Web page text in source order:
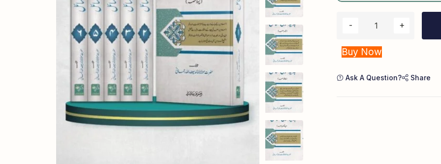
Buy Now
Ask A Question? Share